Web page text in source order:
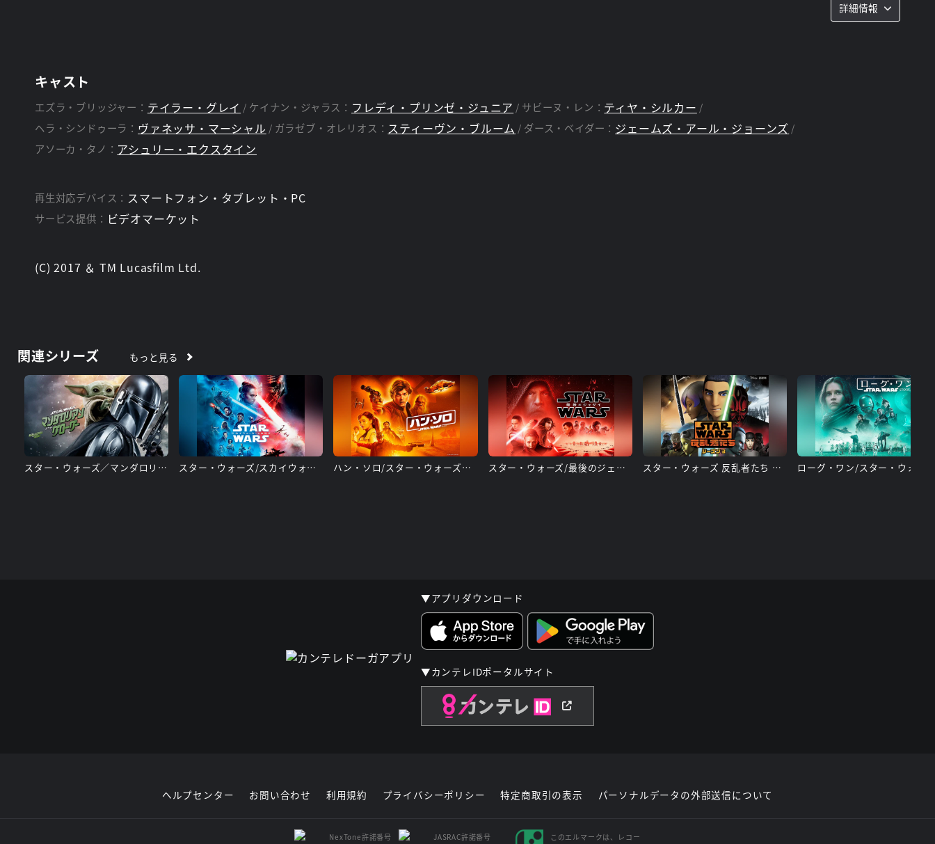
詳細情報
キャスト
エズラ・ブリッジャー： テイラー・グレイ ケイナン・ジャラス： フレディ・プリンゼ・ジュニア サビーヌ・レン： ティヤ・シルカー
ヘラ・シンドゥーラ： ヴァネッサ・マーシャル ガラゼブ・オレリオス： スティーヴン・ブルーム ダース・ベイダー： ジェームズ・アール・ジョーンズ
アソーカ・タノ： アシュリー・エクスタイン
再生対応デバイス： スマートフォン・タブレット・PC
サービス提供： ビデオマーケット
(C) 2017 ＆ TM Lucasfilm Ltd.
関連シリーズ もっと見る
スター・ウォーズ／マンダロリアン・アンド・グローグー スター・ウォーズ/スカイウォーカーの夜明け ハン・ソロ/スター・ウォーズ・ストーリー スター・ウォーズ/最後のジェダイ スター・ウォーズ 反乱者たち シーズン3
▼アプリダウンロード
▼カンテレIDポータルサイト
ヘルプセンター お問い合わせ 利用規約 プライバシーポリシー 特定商取引の表示 パーソナルデータの外部送信について
NexTone許諾番号 JASRAC許諾番号 このエルマークは、レコー